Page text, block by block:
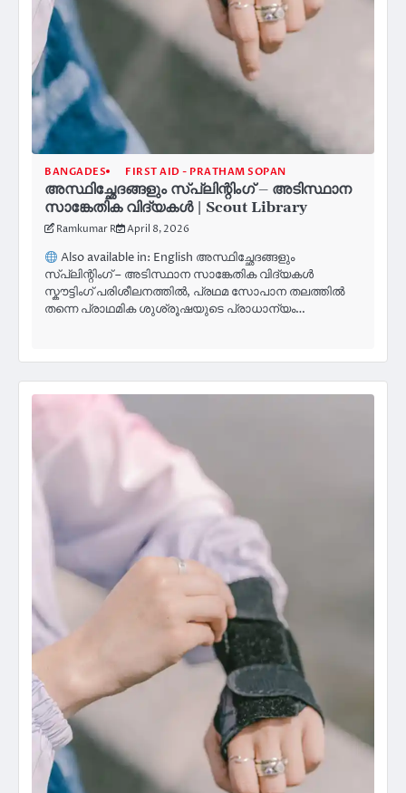
BANGADES FIRST AID - PRATHAM SOPAN
അസ്ഥിച്ഛേദങ്ങളും സ്പ്ലിന്റിംഗ് – അടിസ്ഥാന
സാങ്കേതിക വിദ്യകൾ | Scout Library
Ramkumar R April 8, 2026
Also available in: English അസ്ഥിച്ഛേദങ്ങളും
സ്പ്ലിന്റിംഗ് – അടിസ്ഥാന സാങ്കേതിക വിദ്യകൾ
സ്കൗട്ടിംഗ് പരിശീലനത്തിൽ, പ്രഥമ സോപാന തലത്തിൽ
തന്നെ പ്രാഥമിക ശുശ്രൂഷയുടെ പ്രാധാന്യം…